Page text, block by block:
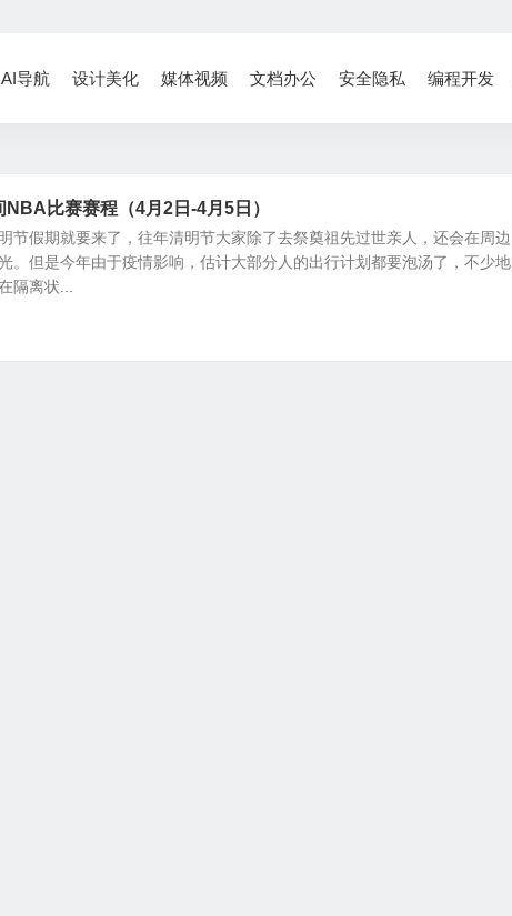
AI导航 设计美化 媒体视频 文档办公 安全隐私 编程开发
比赛赛程（4月2日-4月5日）
节假期就要来了，往年清明节大家除了去祭奠祖先过世亲人，还会在周边
。但是今年由于疫情影响，估计大部分人的出行计划都要泡汤了，不少地
隔离状...